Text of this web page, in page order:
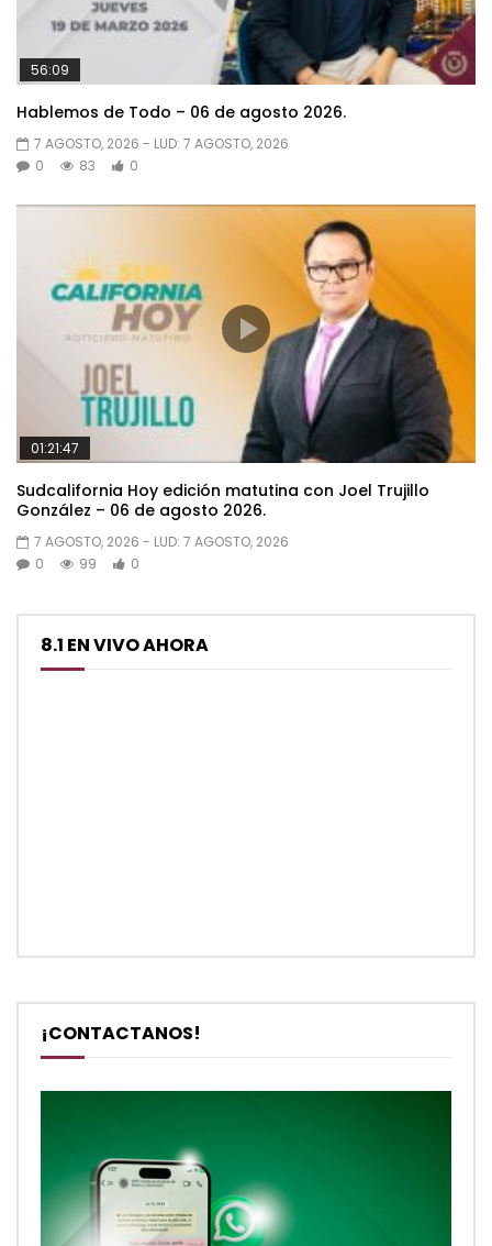
56:09
Hablemos de Todo – 06 de agosto 2026.
7 AGOSTO, 2026 - LUD: 7 AGOSTO, 2026
0
83 0
01:21:47
Sudcalifornia Hoy edición matutina con Joel Trujillo
González – 06 de agosto 2026.
7 AGOSTO, 2026 - LUD: 7 AGOSTO, 2026
0
99 0
8.1 EN VIVO AHORA
¡CONTACTANOS!